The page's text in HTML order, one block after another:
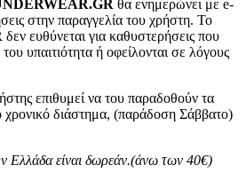
θα ενημερώνει με e-
στην παραγγελία του χρήστη. Το
δεν ευθύνεται για καθυστερήσεις που
υπαιτιότητα ή οφείλονται σε λόγους
επιθυμεί να του παραδοθούν τα
χρονικό διάστημα, (παράδοση Σάββατο)
Ελλάδα είναι δωρεάν.(άνω των 40€)